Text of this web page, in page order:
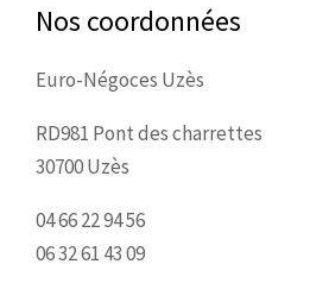
Nos coordonnées
Euro-Négoces Uzès
RD981 Pont des charrettes
30700 Uzès
04 66 22 94 56
06 32 61 43 09